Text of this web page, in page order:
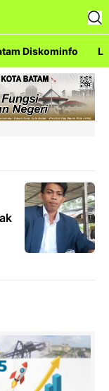
Diskominfo